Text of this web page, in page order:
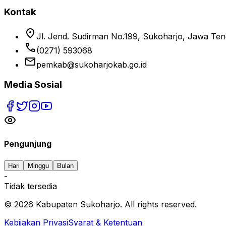
Kontak
location_on Jl. Jend. Sudirman No.199, Sukoharjo, Jawa
phone (0271) 593068
emailpemkab@sukoharjokab.go.id
Media Sosial
Pengunjung
Hari Minggu Bulan
-
Tidak tersedia
© 2026 Kabupaten Sukoharjo. All rights reserved.
Kebijakan PrivasiSyarat & Ketentuan